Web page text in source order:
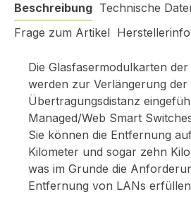
Beschreibung Technische
Frage zum Artikel
Die Glasfasermodulkarten der
werden zur Verlängerung der
Übertragungsdistanz
Managed/Web Smart
Sie können die Entfernung
Kilometer und sogar zehn
was im Grunde die
Entfernung von LANs